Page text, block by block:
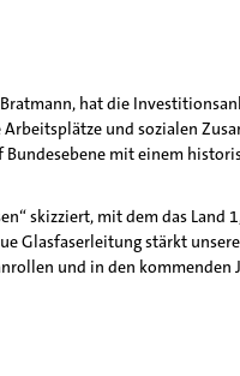
hat die
und sozialen
mit einem
skizziert, mit dem das
Glasfaserleitung stärkt
und in den